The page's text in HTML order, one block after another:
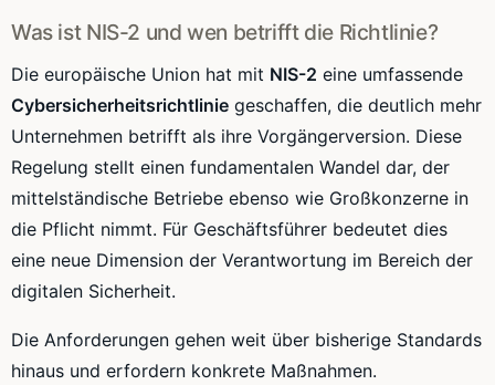
Was ist NIS-2 und wen betrifft die Richtlinie?
Die europäische Union hat mit NIS-2 eine umfassende
Cybersicherheitsrichtlinie geschaffen, die deutlich mehr
Unternehmen betrifft als ihre Vorgängerversion. Diese
Regelung stellt einen fundamentalen Wandel dar, der
mittelständische Betriebe ebenso wie Großkonzerne in
die Pflicht nimmt. Für Geschäftsführer bedeutet dies
eine neue Dimension der Verantwortung im Bereich der
digitalen Sicherheit.
Die Anforderungen gehen weit über bisherige Standards
hinaus und erfordern konkrete Maßnahmen.